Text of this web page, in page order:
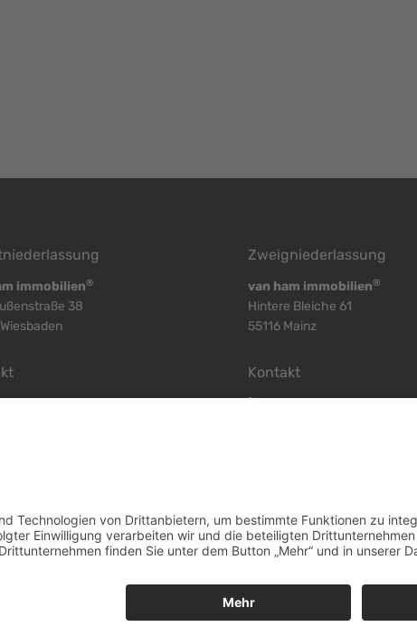
immobilien®
38
Zweigniederlassung
van ham immobilien®
Hintere Bleiche 61
55116 Mainz
Kontakt